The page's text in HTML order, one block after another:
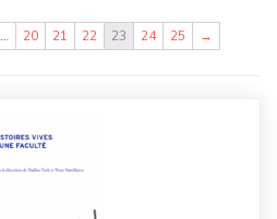
… 20 21 22 23 24 25 →